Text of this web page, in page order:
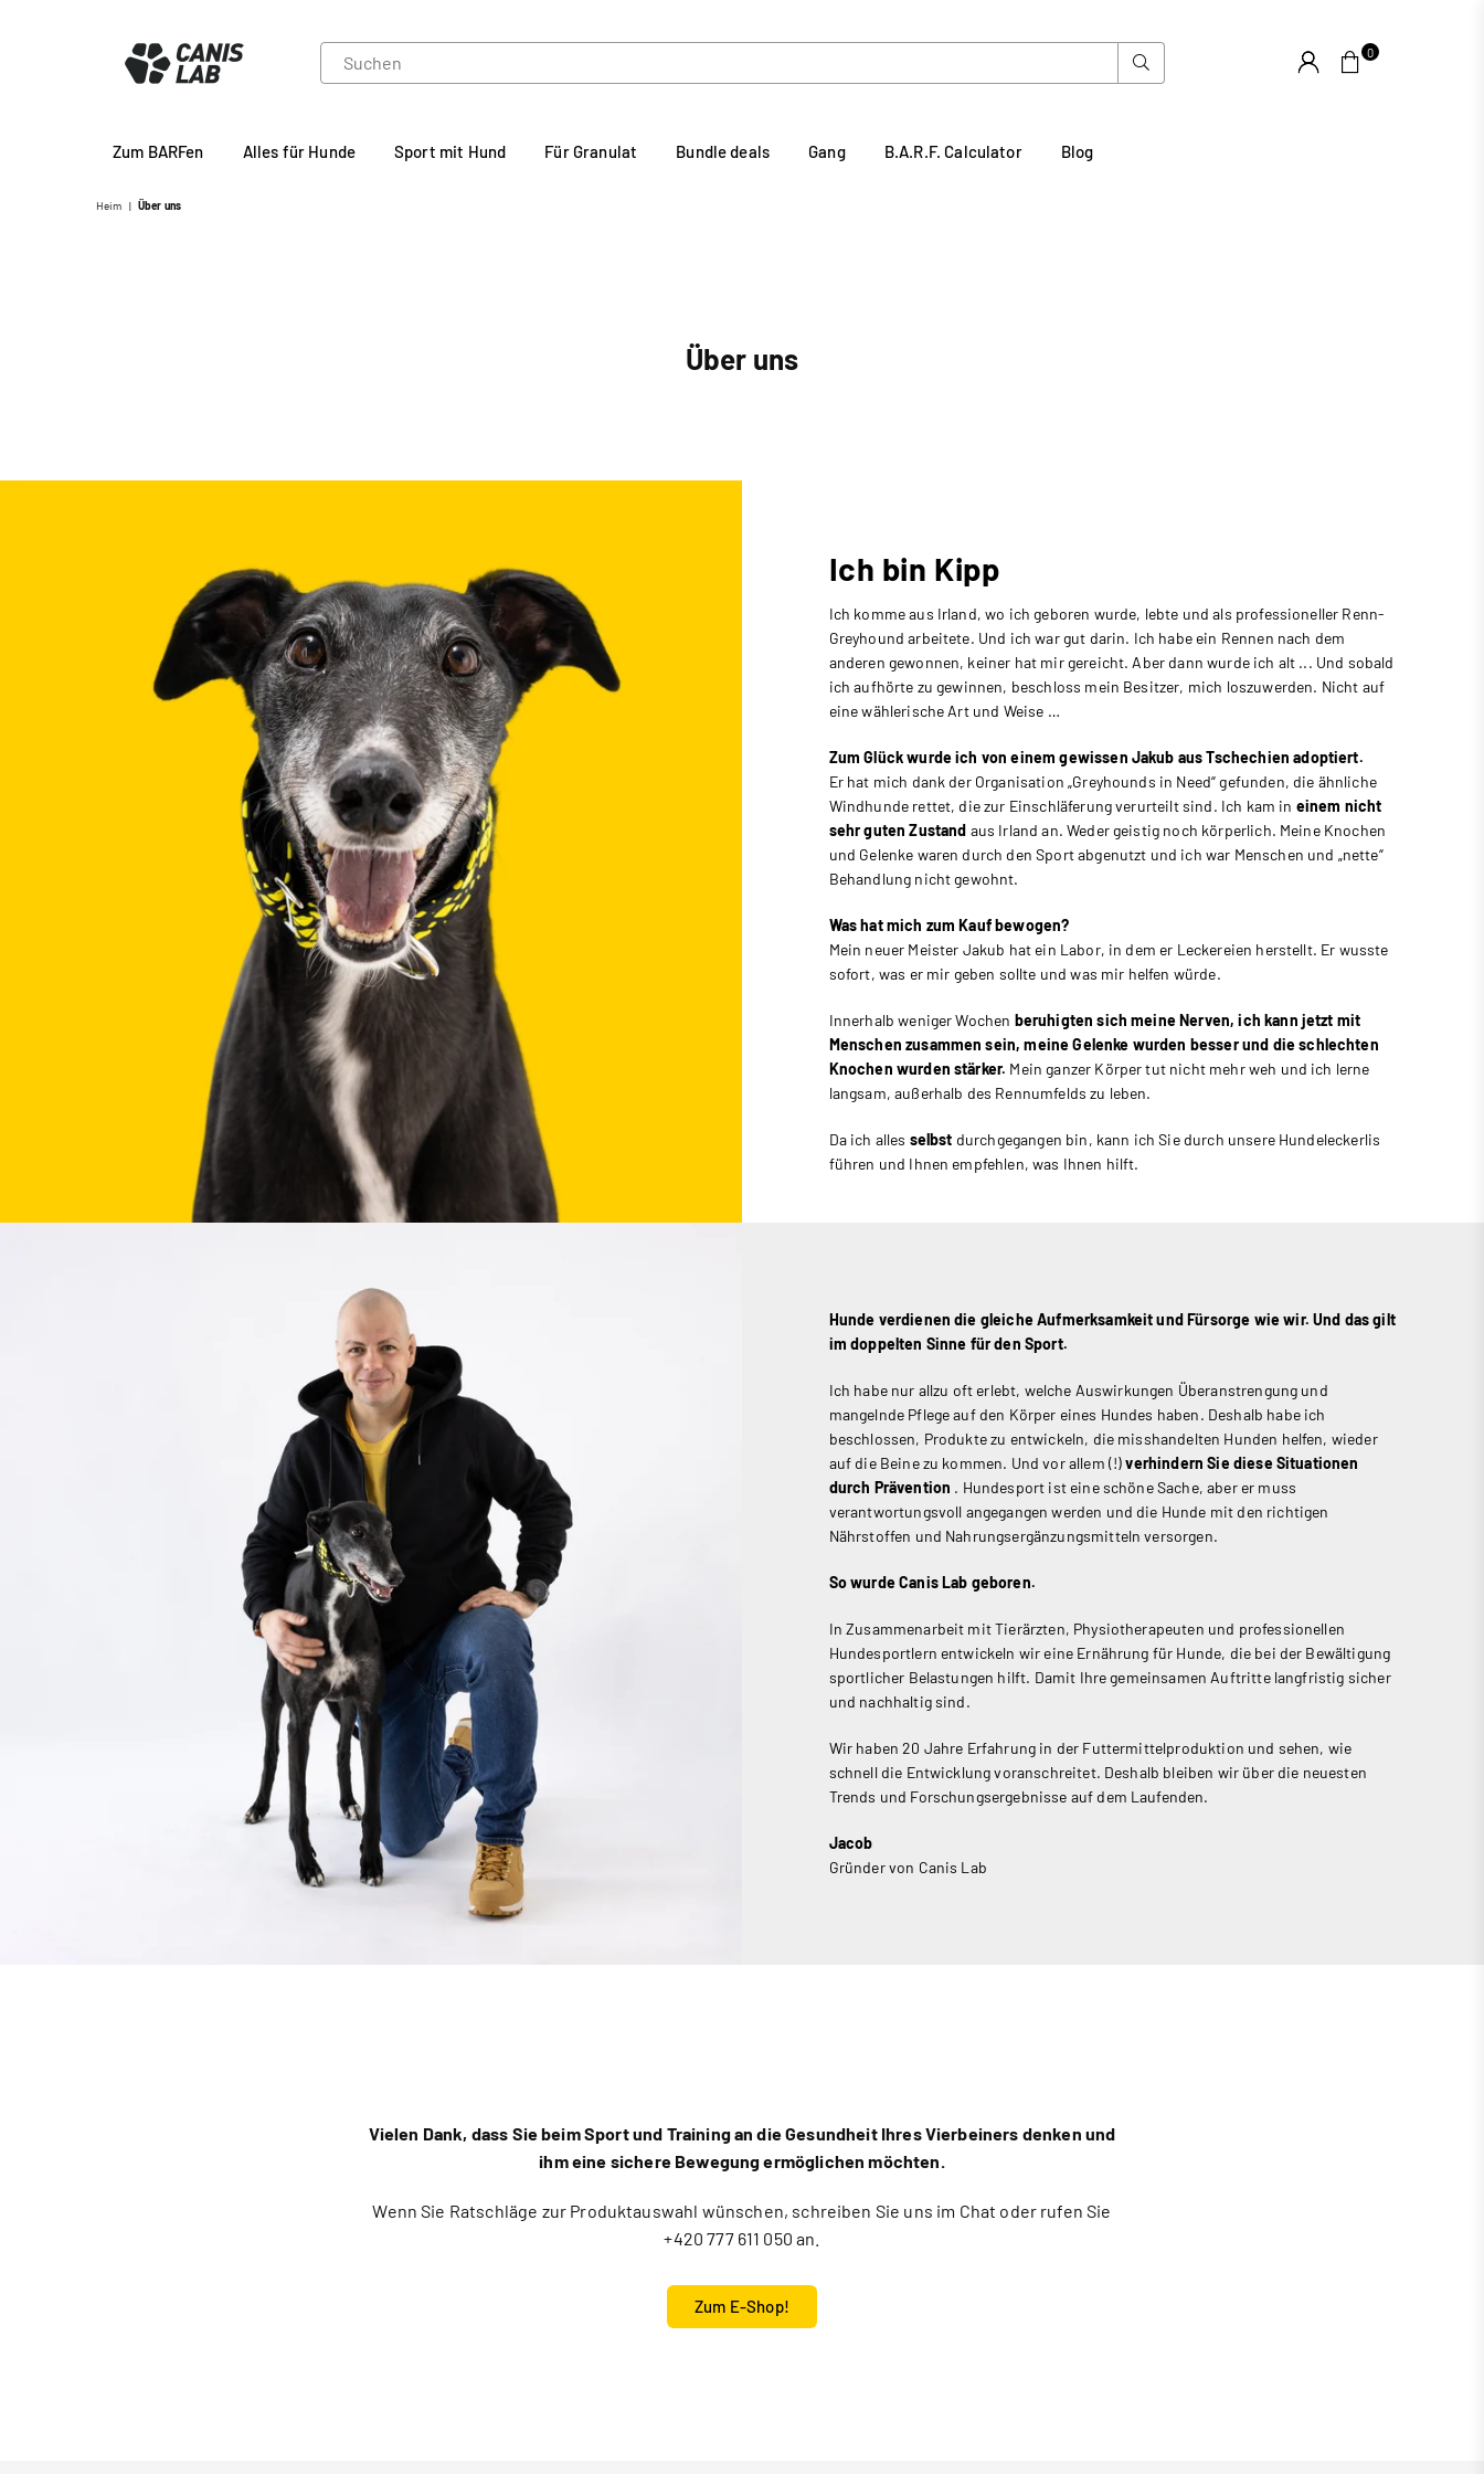
LAB
0
Zum BARFen Alles für Hunde Sport mit Hund Für Granulat Bundle deals Gang B.A.R.F. Calculator Blog
Heim | Über uns
Über uns
Ich bin Kipp
Ich komme aus Irland, wo ich geboren wurde, lebte und als professioneller Renn-
Greyhound arbeitete. Und ich war gut darin. Ich habe ein Rennen nach dem
anderen gewonnen, keiner hat mir gereicht. Aber dann wurde ich alt ... Und sobald
ich aufhörte zu gewinnen, beschloss mein Besitzer, mich loszuwerden. Nicht auf
eine wählerische Art und Weise …
Zum Glück wurde ich von einem gewissen Jakub aus Tschechien adoptiert.
Er hat mich dank der Organisation „Greyhounds in Need“ gefunden, die ähnliche
Windhunde rettet, die zur Einschläferung verurteilt sind. Ich kam in einem nicht
sehr guten Zustand aus Irland an. Weder geistig noch körperlich. Meine Knochen
und Gelenke waren durch den Sport abgenutzt und ich war Menschen und „nette“
Behandlung nicht gewohnt.
Was hat mich zum Kauf bewogen?
Mein neuer Meister Jakub hat ein Labor, in dem er Leckereien herstellt. Er wusste
sofort, was er mir geben sollte und was mir helfen würde.
Innerhalb weniger Wochen beruhigten sich meine Nerven, ich kann jetzt mit
Menschen zusammen sein, meine Gelenke wurden besser und die schlechten
Knochen wurden stärker. Mein ganzer Körper tut nicht mehr weh und ich lerne
langsam, außerhalb des Rennumfelds zu leben.
Da ich alles selbst durchgegangen bin, kann ich Sie durch unsere Hundeleckerlis
führen und Ihnen empfehlen, was Ihnen hilft.
Hunde verdienen die gleiche Aufmerksamkeit und Fürsorge wie wir. Und das gilt
im doppelten Sinne für den Sport.
Ich habe nur allzu oft erlebt, welche Auswirkungen Überanstrengung und
mangelnde Pflege auf den Körper eines Hundes haben. Deshalb habe ich
beschlossen, Produkte zu entwickeln, die misshandelten Hunden helfen, wieder
auf die Beine zu kommen. Und vor allem (!)verhindern Sie diese Situationen
durch Prävention . Hundesport ist eine schöne Sache, aber er muss
verantwortungsvoll angegangen werden und die Hunde mit den richtigen
Nährstoffen und Nahrungsergänzungsmitteln versorgen.
So wurde Canis Lab geboren.
In Zusammenarbeit mit Tierärzten, Physiotherapeuten und professionellen
Hundesportlern entwickeln wir eine Ernährung für Hunde, die bei der Bewältigung
sportlicher Belastungen hilft. Damit Ihre gemeinsamen Auftritte langfristig sicher
und nachhaltig sind.
Wir haben 20 Jahre Erfahrung in der Futtermittelproduktion und sehen, wie
schnell die Entwicklung voranschreitet. Deshalb bleiben wir über die neuesten
Trends und Forschungsergebnisse auf dem Laufenden.
Jacob
Gründer von Canis Lab
Vielen Dank, dass Sie beim Sport und Training an die Gesundheit Ihres Vierbeiners denken und
ihm eine sichere Bewegung ermöglichen möchten.
Wenn Sie Ratschläge zur Produktauswahl wünschen, schreiben Sie uns im Chat oder rufen Sie
+420 777 611 050 an.
Zum E-Shop!